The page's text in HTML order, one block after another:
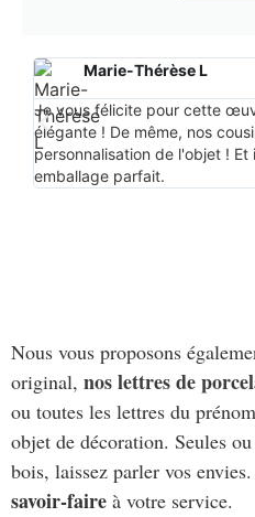
Marie-Thérèse L
Je vous félicite pour cette
élégante ! De même, nos
personnalisation de l'objet ! Et
emballage parfait.
Nous vous proposons
original, nos lettres de
ou toutes les lettres du
objet de décoration. Seules
bois, laissez parler vos
savoir-faire à votre service.